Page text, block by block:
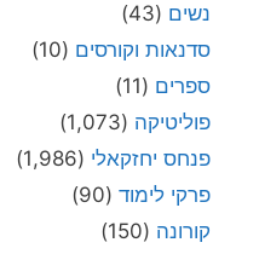
נשים (43)
סדנאות וקורסים (10)
ספרים (11)
פוליטיקה (1,073)
פנחס יחזקאלי (1,986)
פרקי לימוד (90)
קורונה (150)